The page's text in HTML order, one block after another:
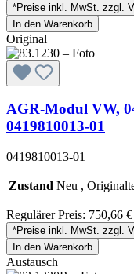
*Preise inkl. MwSt. zzgl.
In den Warenkorb
Original
AGR-Modul VW,
0419810013-01
0419810013-01
Zustand Neu ,
Regulärer Preis: 750,66 €
*Preise inkl. MwSt. zzgl.
In den Warenkorb
Austausch